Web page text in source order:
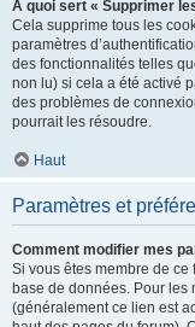
À quoi sert « Supprimer
Cela supprime tous les
paramètres
des fonctionnalités telles
non lu) si cela a été activé
des problèmes de
pourrait les résoudre.
Haut
Paramètres et
Comment modifier mes
Si vous êtes membre de ce
base de données. Pour les
(généralement ce lien est